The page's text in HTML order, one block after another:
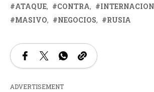
ATAQUE CONTRA
MASIVO
NEGOCIOS RUSIA
ADVERTISEMENT